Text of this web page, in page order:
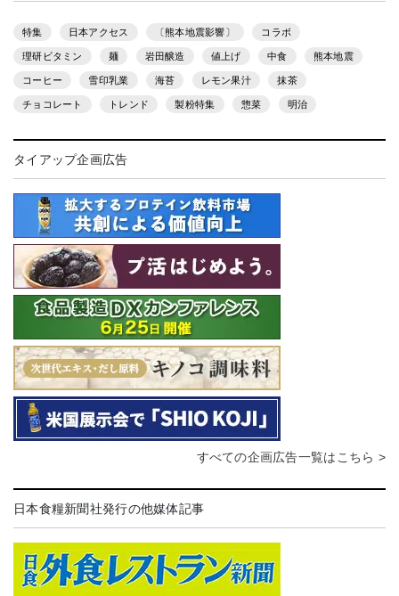
特集 日本アクセス 〔熊本地震影響〕 コラボ
理研ビタミン 麺 岩田醸造 値上げ 中食 熊本地震
コーヒー 雪印乳業 海苔 レモン果汁 抹茶
チョコレート トレンド 製粉特集 惣菜 明治
タイアップ企画広告
すべての企画広告一覧はこちら >
日本食糧新聞社発行の他媒体記事